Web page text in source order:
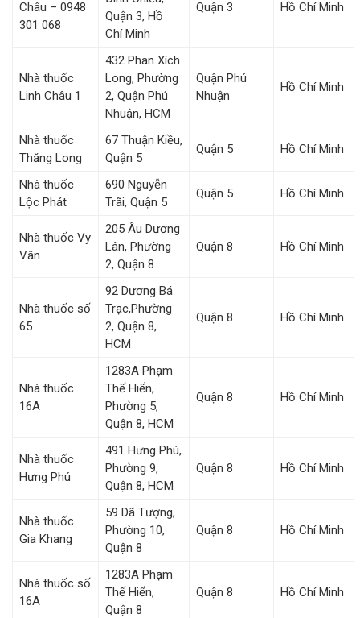
Châu – 0948
301 068
Quận 3, Hồ
Chí Minh
Quận 3 Hồ Chí Minh
Nhà thuốc
Linh Châu 1
432 Phan Xích
Long, Phường
2, Quận Phú
Nhuận, HCM
Quận Phú
Nhuận
Hồ Chí Minh
Nhà thuốc
Thăng Long
67 Thuận Kiều,
Quận 5
Quận 5 Hồ Chí Minh
Nhà thuốc
Lộc Phát
690 Nguyễn
Trãi, Quận 5
Quận 5 Hồ Chí Minh
Nhà thuốc Vy
Vân
205 Âu Dương
Lân, Phường
2, Quận 8
Quận 8 Hồ Chí Minh
Nhà thuốc số
65
92 Dương Bá
Trạc,Phường
2, Quận 8,
HCM
Quận 8 Hồ Chí Minh
Nhà thuốc
16A
1283A Phạm
Thế Hiển,
Phường 5,
Quận 8, HCM
Quận 8 Hồ Chí Minh
Nhà thuốc
Hưng Phú
491 Hưng Phú,
Phường 9,
Quận 8, HCM
Quận 8 Hồ Chí Minh
Nhà thuốc
Gia Khang
59 Dã Tượng,
Phường 10,
Quận 8
Quận 8 Hồ Chí Minh
Nhà thuốc số
16A
1283A Phạm
Thế Hiển,
Quận 8
Quận 8 Hồ Chí Minh